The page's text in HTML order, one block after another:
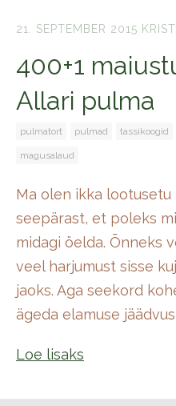
21. SEPTEMBER 2015
400+1
Allari pulma
pulmatort pulmad tassikoogid
magusalaud
Ma olen ikka
seepärast, et poleks
midagi öelda. Õnneks
veel harjumust sisse
jaoks. Aga seekord
ägeda elamuse
Loe lisaks